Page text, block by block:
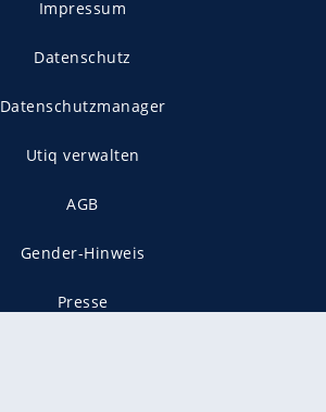
Impressum
Datenschutz
Datenschutzmanager
Utiq verwalten
AGB
Gender-Hinweis
Presse